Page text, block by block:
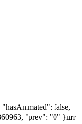
false,
"prev": "0" }шт